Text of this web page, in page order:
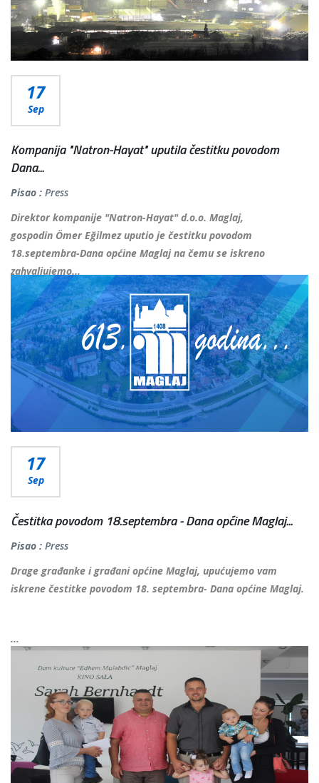
17
Sep
Kompanija "Natron-Hayat" uputila čestitku povodom
Dana...
Pisao : Press
Direktor kompanije "Natron-Hayat" d.o.o. Maglaj,
gospodin Ömer Eğilmez uputio je čestitku povodom
18.septembra-Dana općine Maglaj na čemu se iskreno
zahvaljujemo...
Više...
17
Sep
Čestitka povodom 18.septembra - Dana općine Maglaj...
Pisao : Press
Drage građanke i građani općine Maglaj, upućujemo vam
iskrene čestitke povodom 18. septembra- Dana općine Maglaj.
...